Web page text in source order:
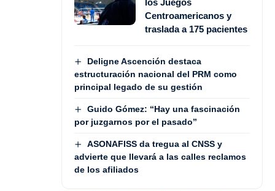
Centroamericanos y
traslada a 175 pacientes
Deligne Ascención destaca
estructuración nacional del PRM como
principal legado de su gestión
Guido Gómez: “Hay una fascinación
por juzgarnos por el pasado”
ASONAFISS da tregua al CNSS y
advierte que llevará a las calles reclamos
de los afiliados